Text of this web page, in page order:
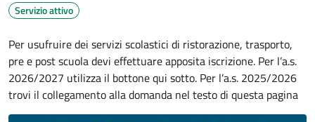
Servizio attivo
Per usufruire dei servizi scolastici di ristorazione, trasporto,
pre e post scuola devi effettuare apposita iscrizione. Per l’a.s.
2026/2027 utilizza il bottone qui sotto. Per l’a.s. 2025/2026
trovi il collegamento alla domanda nel testo di questa pagina